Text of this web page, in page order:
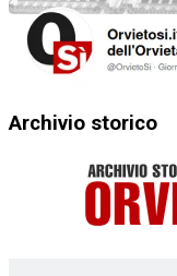
Archivio storico